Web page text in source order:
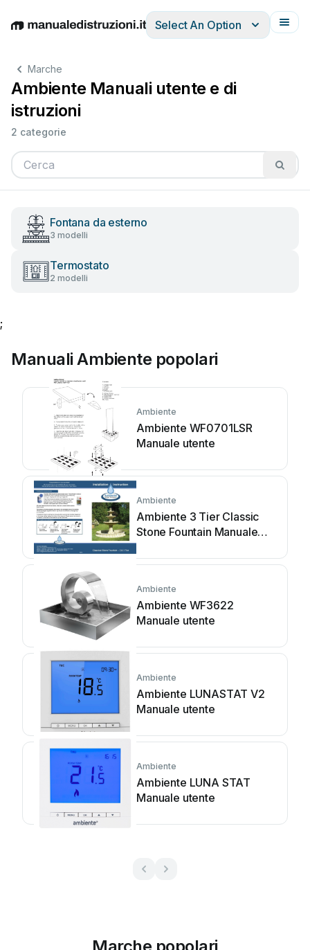
EnglishDeutschEspañolItalianoFrançais
Select An Option
Marche
Ambiente Manuali utente e di
istruzioni
2 categorie
Fontana da esterno
3 modelli
Termostato
2 modelli
;
Manuali Ambiente popolari
Ambiente
Ambiente WF0701LSR
Manuale utente
Ambiente
Ambiente 3 Tier Classic
Stone Fountain Manuale
Ambiente
Ambiente WF3622
Manuale utente
Ambiente
Ambiente LUNASTAT V2
Manuale utente
Ambiente
Ambiente LUNA STAT
Manuale utente